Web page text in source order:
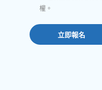
權。
立即報名